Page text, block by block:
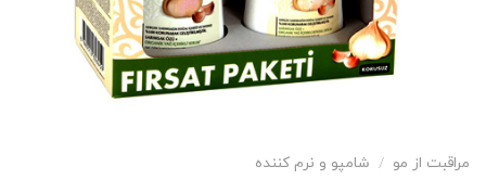
مراقبت از مو / شامپو و نرم کننده